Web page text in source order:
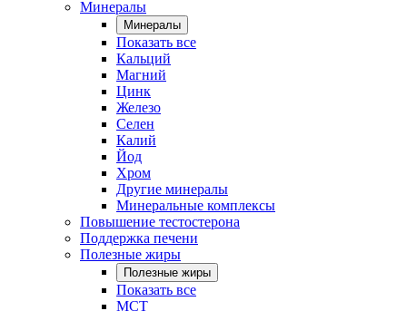
Минералы
Минералы
Показать все
Кальций
Магний
Цинк
Железо
Селен
Калий
Йод
Хром
Другие минералы
Минеральные комплексы
Повышение тестостерона
Поддержка печени
Полезные жиры
Полезные жиры
Показать все
MCT